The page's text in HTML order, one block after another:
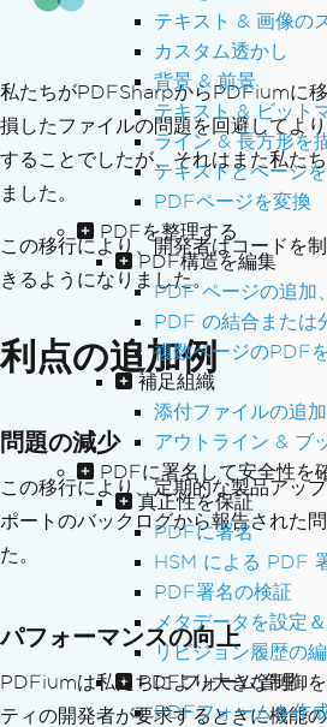
テキスト & 画像の
カスタム透かし
背景 & 前景
テキスト & ビット
ライン & 長方形を
テキストとページ
PDFページを変換
PDFを整理する
PDF構造を編集
PDF ページの追加
PDF の結合または
複数ページのPDF
補足組織
添付ファイルの追
アウトライン & ブ
PDFに署名して安全性を
真正性を保証
PDFに署名
HSM による PDF
PDF署名の検証
メタデータを設定
リビジョン履歴の
PDFフォーム管理
PDFフォームを作
私たちがPDFSharpからPDFiumに
損したファイルの問題を回避してよ
することでしたが、それはまた私た
ました。
この移行により、開発者はコードを
きるようになりました。
利点の追加例
問題の減少
この移行により、定期的な製品アッ
ポートのバックログから報告された
た。
パフォーマンスの向上
PDFiumは私たちにより大きな制御
ティの開発者が要求するときに機能